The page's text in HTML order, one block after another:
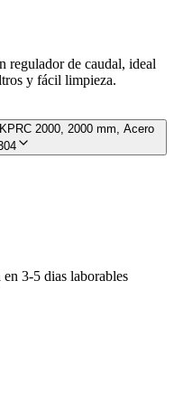
regulador de caudal, ideal
y fácil limpieza.
2000, 2000 mm, Acero
en 3-5 dias laborables